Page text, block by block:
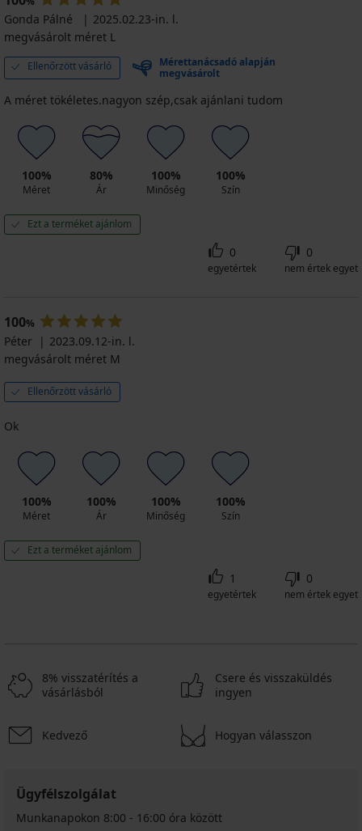
akció
INGYEN
8 100
Ft
kód
ALL25
Kedvezmény
5 830
Ft
Eredeti ár
7 290
Ft
akció
3+1
INGYEN
9 520
Ft
kód
ALL25
Gonda Pálné
2025.02.23-in. l.
megvásárolt méret L
Ellenőrzött vásárló
Mérettanácsadó alapján
megvásárolt
A méret tökéletes.nagyon szép,csak ajánlani tudom
100%
Méret
80%
Ár
100%
Minőség
100%
Szín
Ezt a terméket ajánlom
0
egyetértek
0
nem értek egyet
100%
Péter
2023.09.12-in. l.
megvásárolt méret M
Ellenőrzött vásárló
Ok
100%
Méret
100%
Ár
100%
Minőség
100%
Szín
Ezt a terméket ajánlom
1
egyetértek
0
nem értek egyet
8% visszatérítés a
vásárlásból
Csere és visszaküldés
ingyen
Kedvező Hogyan válasszon
Ügyfélszolgálat
Munkanapokon 8:00 - 16:00 óra között